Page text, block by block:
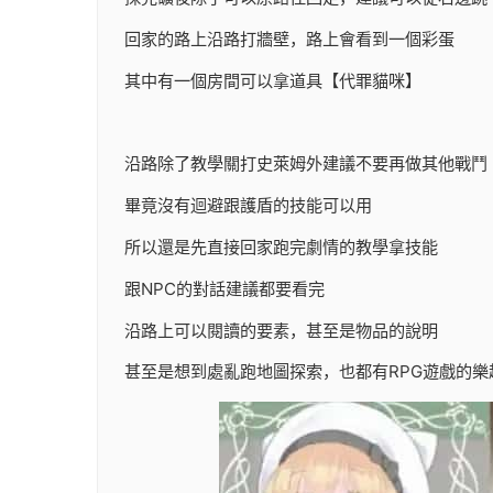
回家的路上沿路打牆壁，路上會看到一個彩蛋
其中有一個房間可以拿道具【代罪貓咪】
沿路除了教學關打史萊姆外建議不要再做其他戰鬥
畢竟沒有迴避跟護盾的技能可以用
所以還是先直接回家跑完劇情的教學拿技能
跟NPC的對話建議都要看完
沿路上可以閱讀的要素，甚至是物品的說明
甚至是想到處亂跑地圖探索，也都有RPG遊戲的樂